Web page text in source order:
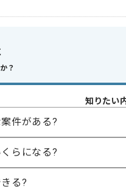
ンアーキテクチャやDDDの実務
、Docker Composeを用いた
に関する実務経験
プリケーション開発実務経験
？
知りたい
件がある?
らになる?
る?